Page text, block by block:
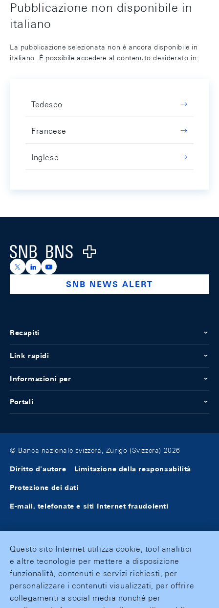
Pubblicazione non disponibile in
italiano
La pubblicazione selezionata non è ancora disponibile in
italiano. È possibile accedere al contenuto desiderato in:
Tedesco
Francese
Inglese
Logo
https://x.com/snb_bns
https://ch.linkedin.com/company/swiss-national-
https://www.youtube.com/@swissnationalbank
SNB NEWS ALERT
Recapiti
Link rapidi
Informazioni per
Portali
© Banca nazionale svizzera, Zurigo (Svizzera) 2026
Diritto d'autore Limitazione della responsabilità
Protezione dei dati
E-mail, telefonate e siti Internet fraudolenti
Questo sito Internet utilizza cookie, tool analitici
e altre tecnologie per mettere a disposizione
funzionalità, contenuti e servizi richiesti, per
personalizzare i contenuti visualizzati, per offrire
collegamenti a social media nonché per